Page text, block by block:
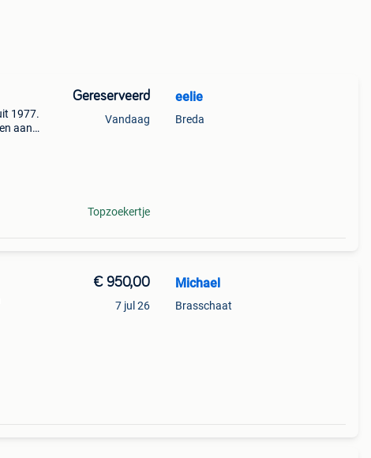
1977.
aan
Gereserveerd
Vandaag
Topzoekertje
eelie
Breda
€ 950,00
7 jul 26
Michael
Brasschaat